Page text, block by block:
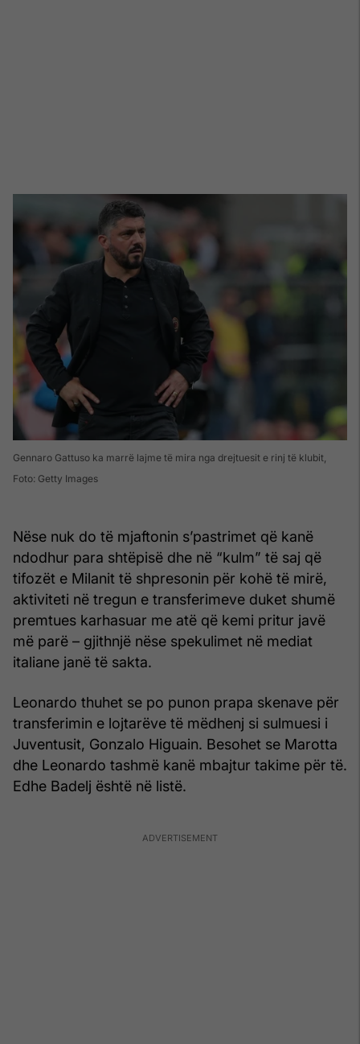
Gennaro Gattuso ka marrë lajme të mira nga drejtuesit e rinj të klubit,
Foto: Getty Images
Nëse nuk do të mjaftonin s’pastrimet që kanë
ndodhur para shtëpisë dhe në “kulm” të saj që
tifozët e Milanit të shpresonin për kohë të mirë,
aktiviteti në tregun e transferimeve duket shumë
premtues karhasuar me atë që kemi pritur javë
më parë – gjithnjë nëse spekulimet në mediat
italiane janë të sakta.
Leonardo thuhet se po punon prapa skenave për
transferimin e lojtarëve të mëdhenj si sulmuesi i
Juventusit, Gonzalo Higuain. Besohet se Marotta
dhe Leonardo tashmë kanë mbajtur takime për të.
Edhe Badelj është në listë.